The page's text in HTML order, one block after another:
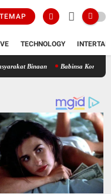
TECHNOLOGY
Babinsa Koramil 09/TB Kodim